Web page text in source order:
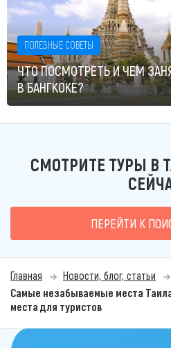
ПОЛЕЗНЫЕ СОВЕТЫ
ЧТО ПОСМОТРЕТЬ И ЧЕМ
В БАНГКОКЕ?
СМОТРИТЕ ТУРЫ В
ПЕРЕЙТИ К
Главная Новости, блог, статьи
Самые незабываемые места
места для туристов